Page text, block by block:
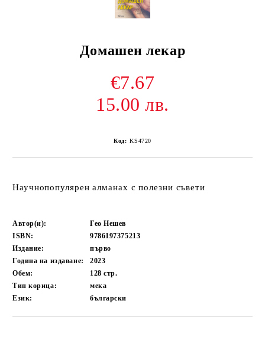
Домашен лекар
€7.67
15.00 лв.
Код: KS4720
Научнопопулярен алманах с полезни съвети
Автор(и):
Гео Нешев
ISBN:
9786197375213
Издание:
първо
Година на издаване:
2023
Обем:
128стр.
Тип корица:
мека
Език:
български